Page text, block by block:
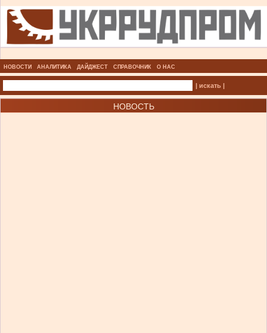
НОВОСТИ АНАЛИТИКА ДАЙДЖЕСТ СПРАВОЧНИК О НАС
| искать |
НОВОСТЬ